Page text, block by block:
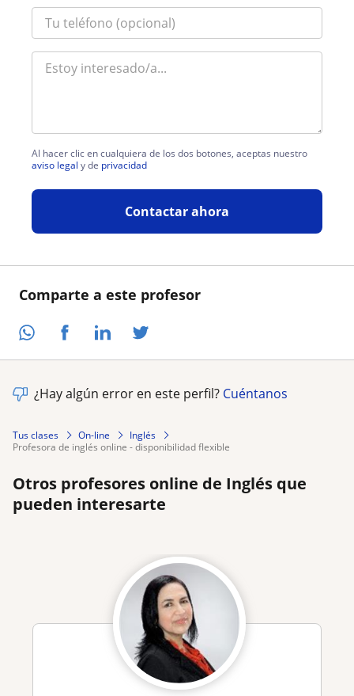
Comparte a este profesor
Al hacer clic en cualquiera de los dos botones, aceptas nuestro
aviso legal y de privacidad
Contactar ahora
¿Hay algún error en este perfil? Cuéntanos
Tus clases On-line
Inglés
profesora de inglés online - disponibilidad flexible
Otros profesores online de Inglés que
pueden interesarte